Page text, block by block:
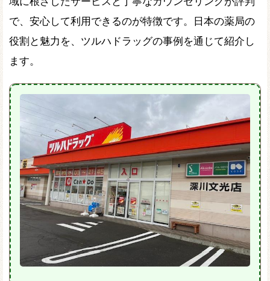
で、安心して利用できるのが特徴です。日本の薬局の
役割と魅力を、ツルハドラッグの事例を通じて紹介し
ます。